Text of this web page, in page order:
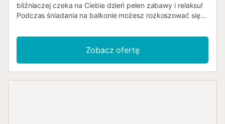
bliźniaczej czeka na Ciebie dzień pełen zabawy i relaksu!
Podczas śniadania na balkonie możesz rozkoszować się
zaledwie dziesięciominutowym spacerze możesz leżeć,
opalając się, podczas gdy dzieci zajmują się budowaniem
zamku z piasku; ciepło świecącego słońca pozwoli Ci
nagrodzić się przyjemnym dniem na plaży, pluskając się w
Zobacz ofertę